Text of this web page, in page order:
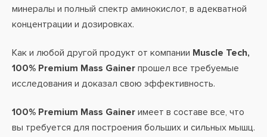
минералы и полный спектр аминокислот, в адекватной
концентрации и дозировках.
Как и любой другой продукт от компании Muscle Tech,
100% Premium Mass Gainer прошел все требуемые
исследования и доказал свою эффективность.
100% Premium Mass Gainer имеет в составе все, что
вы требуется для построения больших и сильных мышц.